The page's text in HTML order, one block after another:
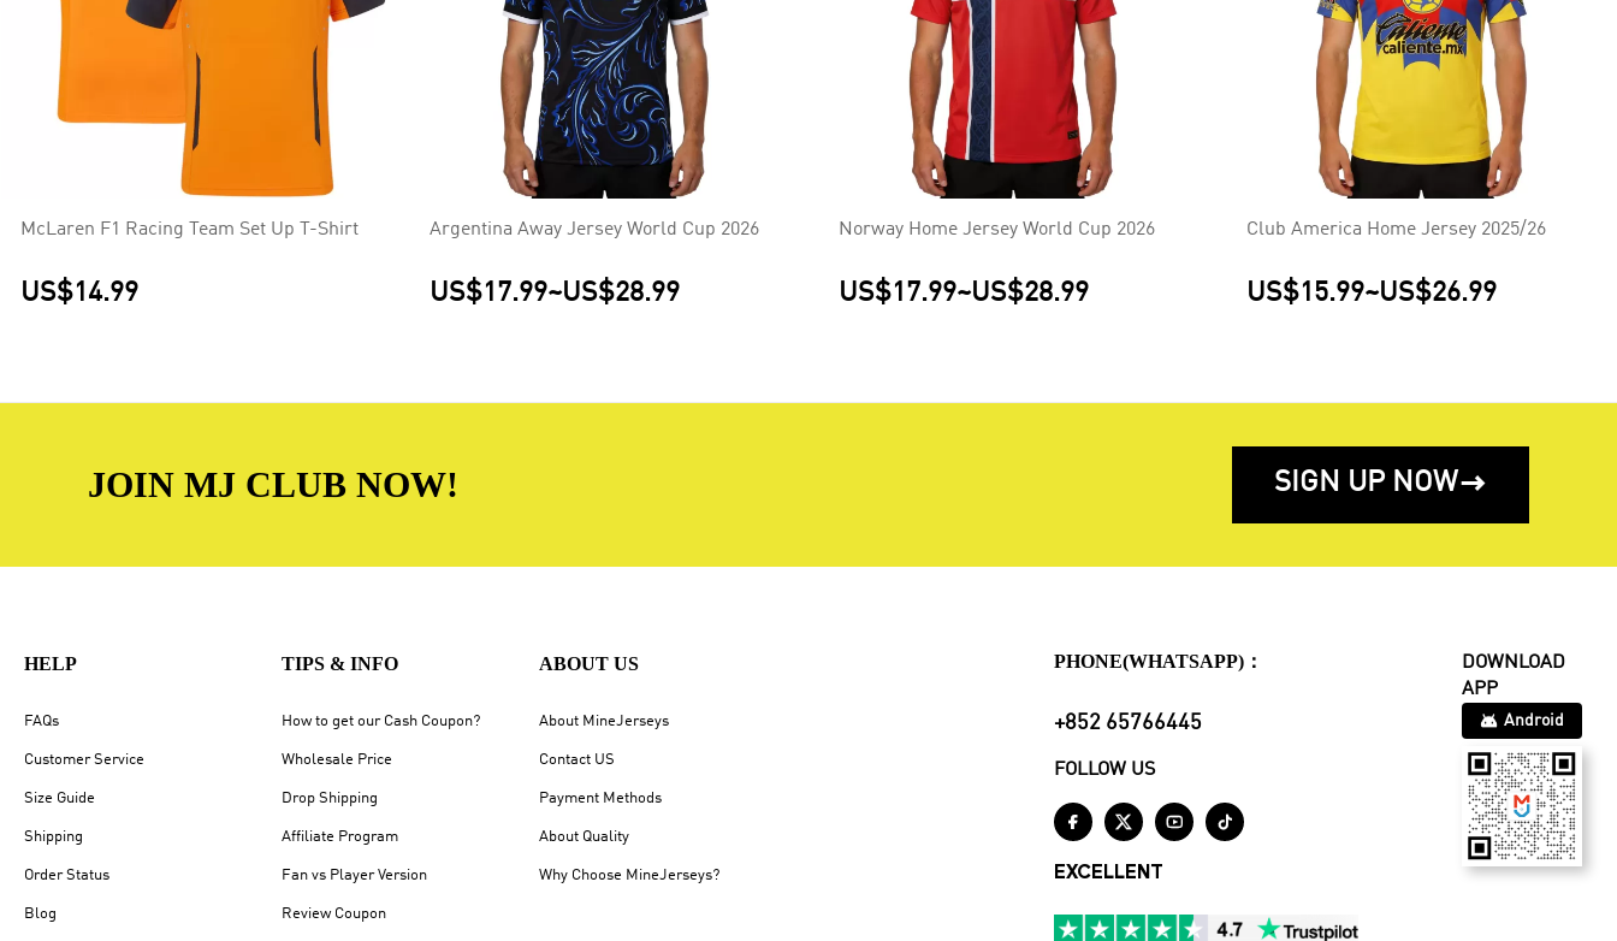
McLaren F1 Racing Team Set Up T-Shirt
US$14.99
Argentina Away Jersey World Cup 2026
US$17.99~US$28.99
Norway Home Jersey World Cup 2026
US$17.99~US$28.99
Club America Home Jersey 2025/26
US$15.99~US$26.99
JOIN MJ CLUB NOW! SIGN UP NOW
HELP
FAQs
Customer Service
Size Guide
Shipping
Order Status
Blog
TIPS & INFO
How to get our Cash Coupon?
Wholesale Price
Drop Shipping
Affiliate Program
Fan vs Player Version
Review Coupon
ABOUT US
About MineJerseys
Contact US
Payment Methods
About Quality
Why Choose MineJerseys?
PHONE(WHATSAPP)：
+852 65766445
FOLLOW US
   
EXCELLENT
DOWNLOAD
APP
Android